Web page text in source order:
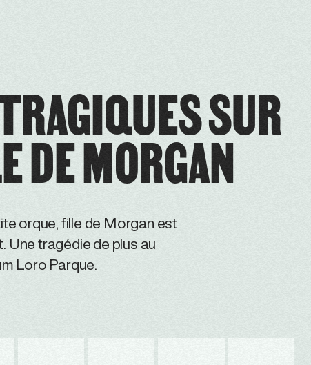
SUR
DE MORGAN
orque, fille de Morgan est
Une tragédie de plus au
Loro Parque.